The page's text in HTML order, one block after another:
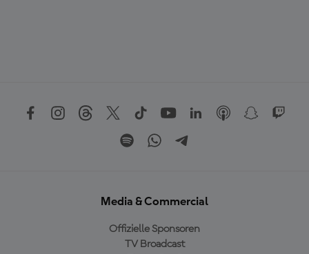
Media & Commercial
Offizielle Sponsoren
TV Broadcast